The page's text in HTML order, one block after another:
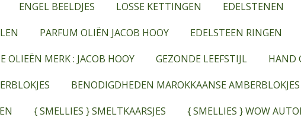
ENGEL BEELDJES LOSSE KETTINGEN
EDELSTENEN
PARFUM OLIËN JACOB HOOY
EDELSTEEN RINGEN
OLIEËN MERK : JACOB HOOY
GEZONDE LEEFSTIJL
HAND
BENODIGDHEDEN MAROKKAANSE AMBERBLOKJES
{ SMELLIES } SMELTKAARSJES
{ SMELLIES } WOW